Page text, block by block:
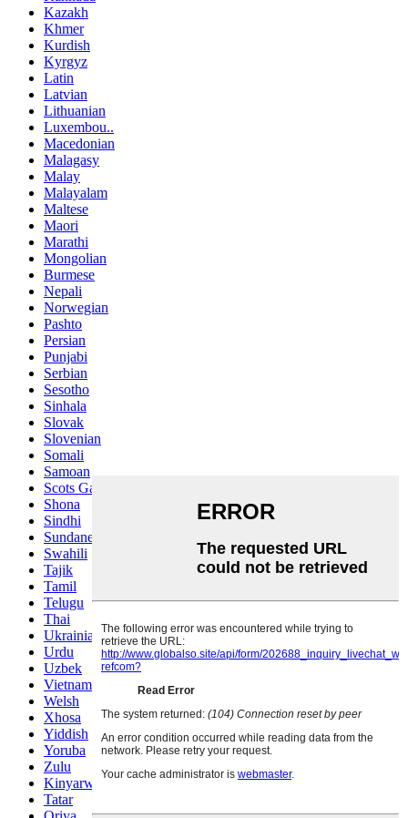
Kazakh
Khmer
Kurdish
Kyrgyz
Latin
Latvian
Lithuanian
Luxembou..
Macedonian
Malagasy
Malay
Malayalam
Maltese
Maori
Marathi
Mongolian
Burmese
Nepali
Norwegian
Pashto
Persian
Punjabi
Serbian
Sesotho
Sinhala
Slovak
Slovenian
Somali
Samoan
Scots Gaelic
Shona
Sindhi
Sundanese
Swahili
Tajik
Tamil
Telugu
Thai
Ukrainian
Urdu
Uzbek
Vietnamese
Welsh
Xhosa
Yiddish
Yoruba
Zulu
Kinyarwanda
Tatar